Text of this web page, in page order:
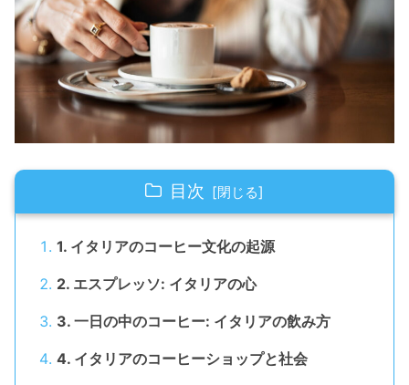
目次
1. イタリアのコーヒー文化の起源
2. エスプレッソ: イタリアの心
3. 一日の中のコーヒー: イタリアの飲み方
4. イタリアのコーヒーショップと社会